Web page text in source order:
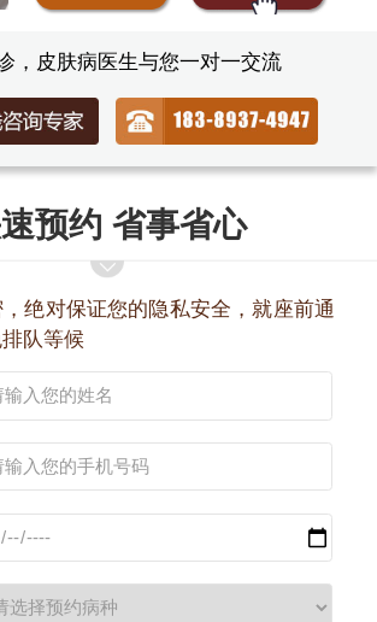
，皮肤病医生与您一对一交流
预约 省事省心
绝对保证您的隐私安全，就座前通
队等候